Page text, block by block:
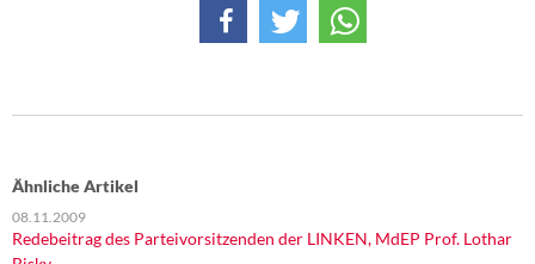
Rosa-Luxemburg-Stiftung
Ähnliche Artikel
08.11.2009
Redebeitrag des Parteivorsitzenden der LINKEN, MdEP Prof. Lothar